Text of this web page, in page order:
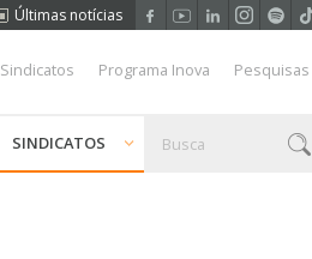
Últimas notícias
Programa Inova Pesquisas
SINDICATOS